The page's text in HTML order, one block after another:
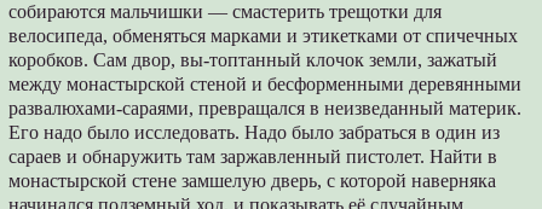
собираются мальчишки — смастерить трещотки для
велосипеда, обменяться марками и этикетками от спичечных
коробков. Сам двор, вы-топтанный клочок земли, зажатый
между монастырской стеной и бесформенными деревянными
развалюхами-сараями, превращался в неизведанный материк.
Его надо было исследовать. Надо было забраться в один из
сараев и обнаружить там заржавленный пистолет. Найти в
монастырской стене замшелую дверь, с которой наверняка